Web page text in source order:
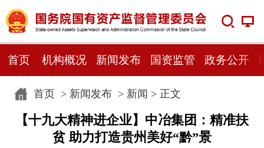
首页 机构概况 新闻发布 国资监管 政务公开
首页> 新闻发布> 新闻 > 正文
【十九大精神进企业】中冶集团：精准扶
贫 助力打造贵州美好“黔”景